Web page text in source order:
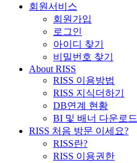
회원서비스
회원가입
로그인
아이디 찾기
비밀번호 찾기
About RISS
RISS 이용방법
RISS 지식더하기
DB연계 현황
BI 및 배너 다운로드
RISS 처음 방문 이세요?
RISS란?
RISS 이용권한